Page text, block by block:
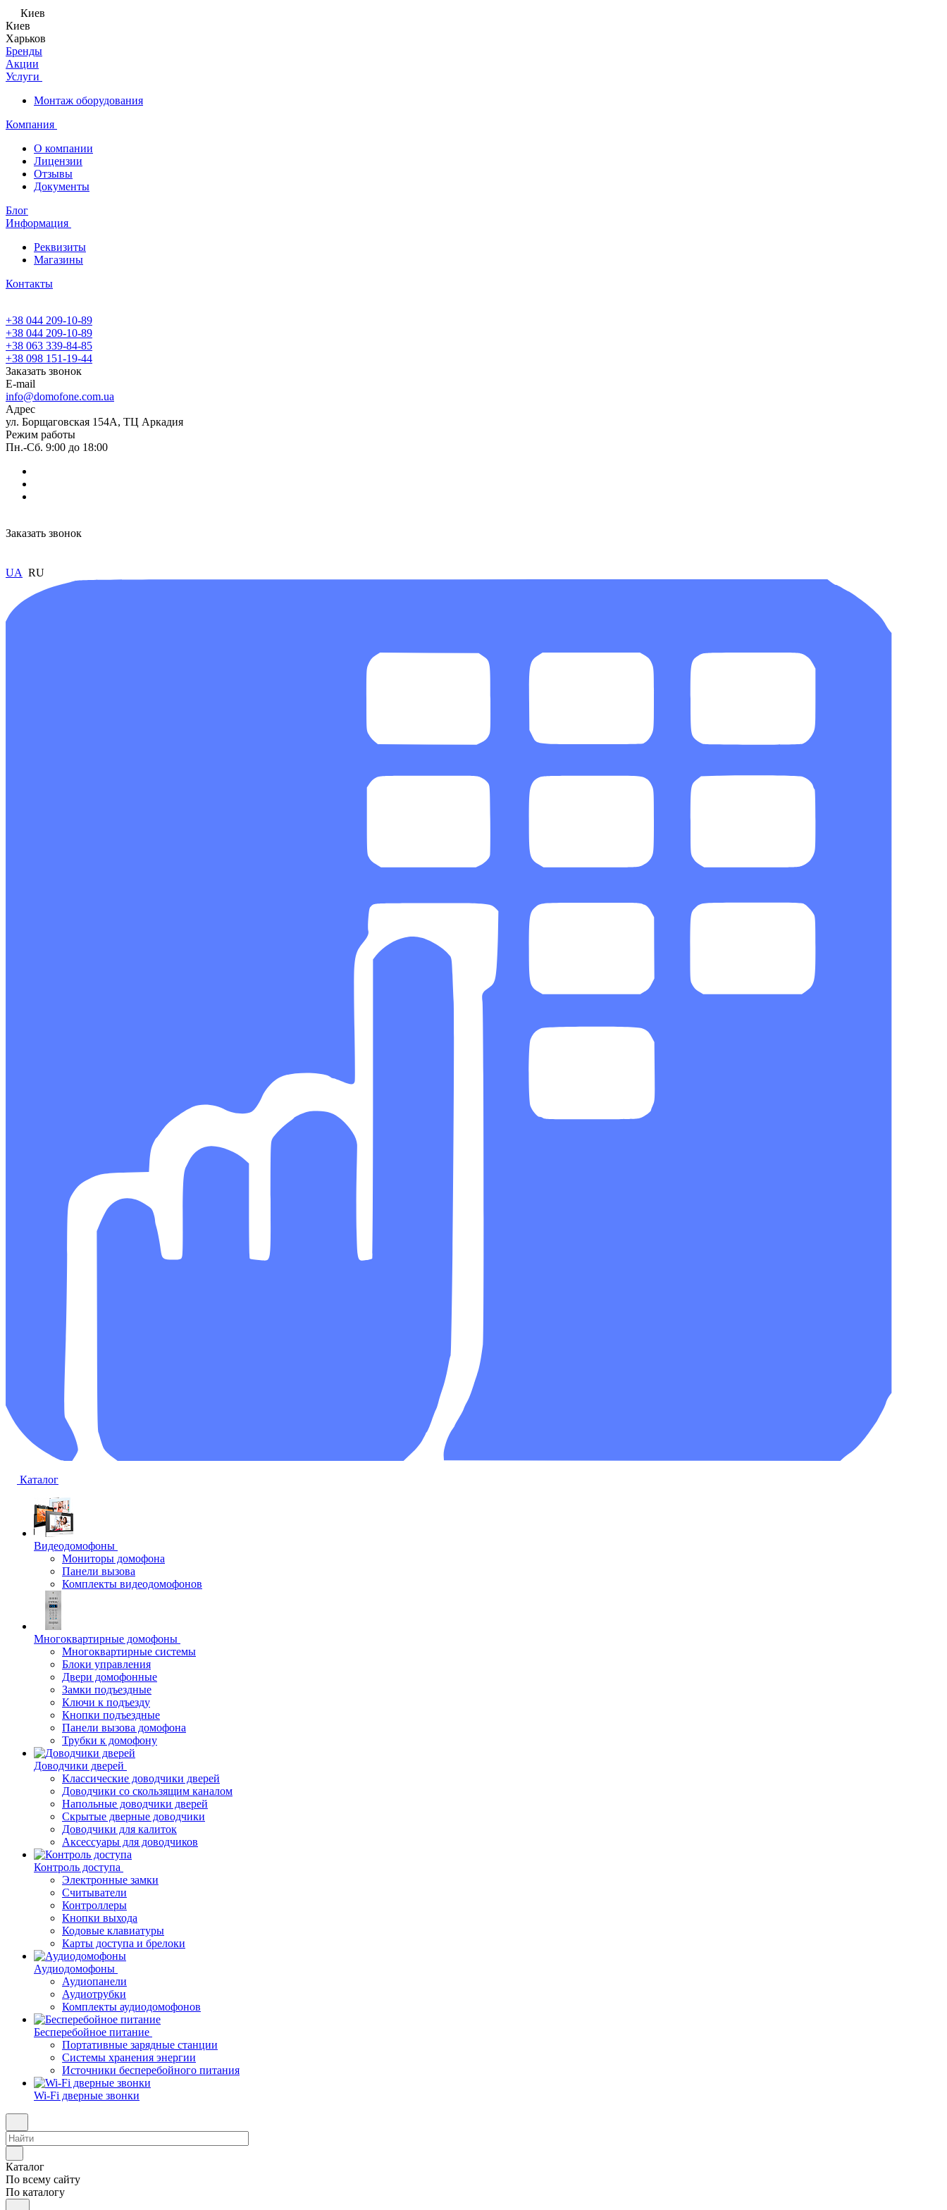
Киев
Киев
Харьков
Бренды
Акции
Услуги
Монтаж оборудования
Компания
О компании
Лицензии
Отзывы
Документы
Блог
Информация
Реквизиты
Магазины
Контакты
+38 044 209-10-89
+38 044 209-10-89
+38 063 339-84-85
+38 098 151-19-44
Заказать звонок
E-mail
info@domofone.com.ua
Адрес
ул. Борщаговская 154А, ТЦ Аркадия
Режим работы
Пн.-Сб. 9:00 до 18:00
Заказать звонок
UA RU
Каталог
Видеодомофоны
Мониторы домофона
Панели вызова
Комплекты видеодомофонов
Многоквартирные домофоны
Многоквартирные системы
Блоки управления
Двери домофонные
Замки подъездные
Ключи к подъезду
Кнопки подъездные
Панели вызова домофона
Трубки к домофону
Доводчики дверей
Классические доводчики дверей
Доводчики со скользящим каналом
Напольные доводчики дверей
Скрытые дверные доводчики
Доводчики для калиток
Аксессуары для доводчиков
Контроль доступа
Электронные замки
Считыватели
Контроллеры
Кнопки выхода
Кодовые клавиатуры
Карты доступа и брелоки
Аудиодомофоны
Аудиопанели
Аудиотрубки
Комплекты аудиодомофонов
Бесперебойное питание
Портативные зарядные станции
Системы хранения энергии
Источники бесперебойного питания
Wi-Fi дверные звонки
Каталог
По всему сайту
По каталогу